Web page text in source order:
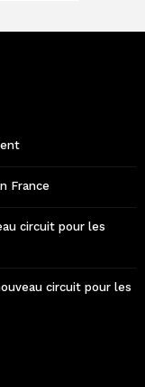
France
circuit pour les
circuit pour les